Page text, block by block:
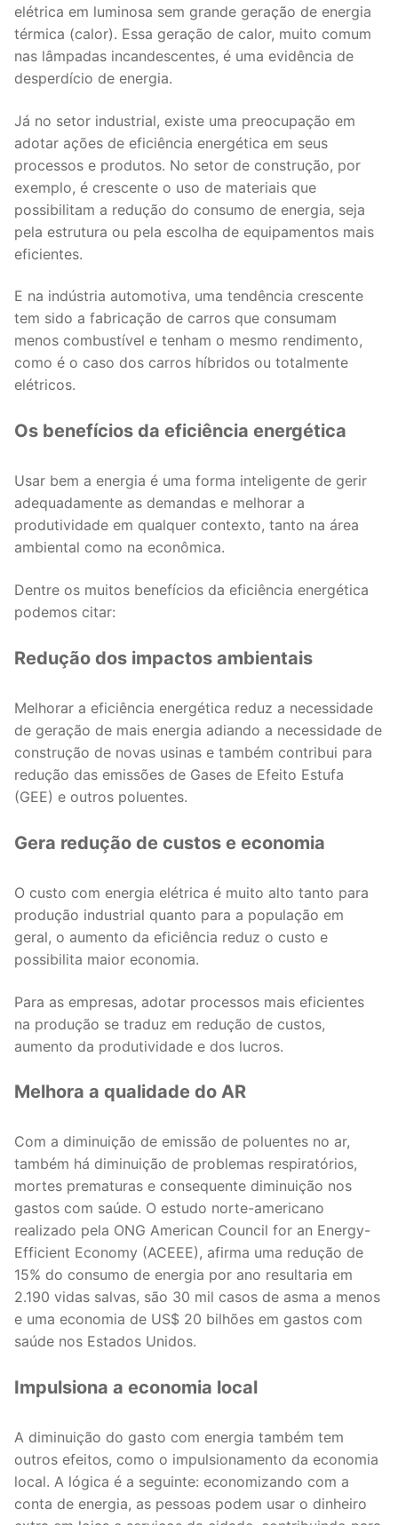
elétrica em luminosa sem grande geração de energia
térmica (calor). Essa geração de calor, muito comum
nas lâmpadas incandescentes, é uma evidência de
desperdício de energia.
Já no setor industrial, existe uma preocupação em
adotar ações de eficiência energética em seus
processos e produtos. No setor de construção, por
exemplo, é crescente o uso de materiais que
possibilitam a redução do consumo de energia, seja
pela estrutura ou pela escolha de equipamentos mais
eficientes.
E na indústria automotiva, uma tendência crescente
tem sido a fabricação de carros que consumam
menos combustível e tenham o mesmo rendimento,
como é o caso dos carros híbridos ou totalmente
elétricos.
Os benefícios da eficiência energética
Usar bem a energia é uma forma inteligente de gerir
adequadamente as demandas e melhorar a
produtividade em qualquer contexto, tanto na área
ambiental como na econômica.
Dentre os muitos benefícios da eficiência energética
podemos citar:
Redução dos impactos ambientais
Melhorar a eficiência energética reduz a necessidade
de geração de mais energia adiando a necessidade de
construção de novas usinas e também contribui para
redução das emissões de Gases de Efeito Estufa
(GEE) e outros poluentes.
Gera redução de custos e economia
O custo com energia elétrica é muito alto tanto para
produção industrial quanto para a população em
geral, o aumento da eficiência reduz o custo e
possibilita maior economia.
Para as empresas, adotar processos mais eficientes
na produção se traduz em redução de custos,
aumento da produtividade e dos lucros.
Melhora a qualidade do AR
Com a diminuição de emissão de poluentes no ar,
também há diminuição de problemas respiratórios,
mortes prematuras e consequente diminuição nos
gastos com saúde. O estudo norte-americano
realizado pela ONG American Council for an Energy-
Efficient Economy (ACEEE), afirma uma redução de
15% do consumo de energia por ano resultaria em
2.190 vidas salvas, são 30 mil casos de asma a menos
e uma economia de US$ 20 bilhões em gastos com
saúde nos Estados Unidos.
Impulsiona a economia local
A diminuição do gasto com energia também tem
outros efeitos, como o impulsionamento da economia
local. A lógica é a seguinte: economizando com a
conta de energia, as pessoas podem usar o dinheiro